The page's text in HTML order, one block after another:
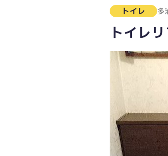
トイレ 多
トイレ